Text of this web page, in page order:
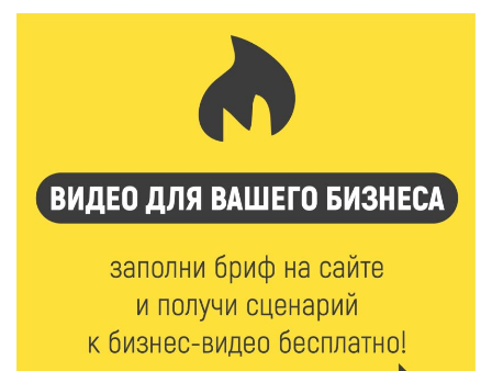
Забота о пациентах и врачах: в ГКБ №7 стало ещё
373
тверских заводов
«Дух больших побед»: глава спорткомитета оценил
состояние СШОР по гребле в Твери
337